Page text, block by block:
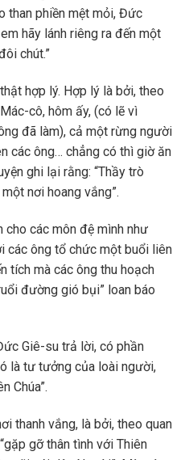
than phiền mệt mỏi, Đức
hãy lánh riêng ra đến một
chút.”
hợp lý. Hợp lý là bởi, theo
cô, hôm ấy, (có lẽ vì
đã làm), cả một rừng người
các ông… chẳng có thì giờ ăn
ghi lại rằng: “Thầy trò
nơi hoang vắng”.
các môn đệ mình như
các ông tổ chức một buổi liên
tích mà các ông thu hoạch
đường gió bụi” loan báo
Giê-su trả lời, có phần
là tư tưởng của loài người,
Chúa”.
thanh vắng, là bởi, theo quan
gỡ thân tình với Thiên